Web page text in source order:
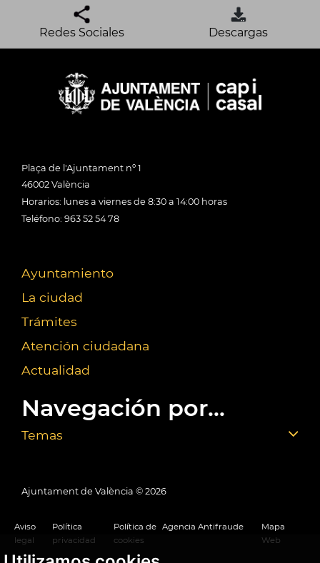
Redes Sociales Descargas
Plaça de l'Ajuntament nº 1
46002 València
Horarios: lunes a viernes de 8:30 a 14:00 horas
Teléfono: 963 52 54 78
Ayuntamiento
La ciudad
Trámites
Atención ciudadana
Actualidad
Navegación por...
Temas
Ajuntament de València © 2026
Aviso
legal
Política
privacidad
Política de
cookies
Agencia Antifraude
Mapa
Web